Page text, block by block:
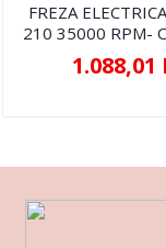
FREZA
210 35000 RPM-
1.088,01